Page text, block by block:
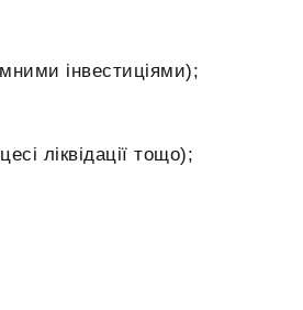
інвестиціями);
ліквідації тощо);